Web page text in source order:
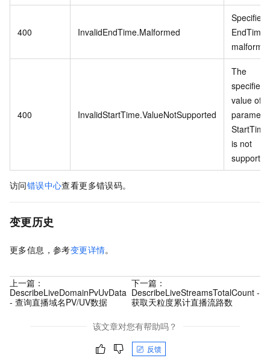
400 InvalidEndTime.Malformed
Specified
EndTime
400 InvalidStartTime.ValueNotSupported
The
specified
value of
StartTime
is not
访问错误中心查看更多错误码。
变更历史
更多信息，参考变更详情。
上一篇：
DescribeLiveDomainPvUvData
- 查询直播域名PV/UV数据
下一篇：
DescribeLiveStreamsTotalCount -
获取天粒度累计直播流路数
该文章对您有帮助吗？
反馈